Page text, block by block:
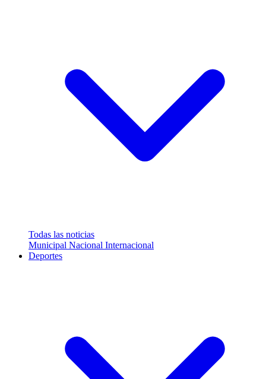
Todas las noticias
Municipal Nacional Internacional
Deportes